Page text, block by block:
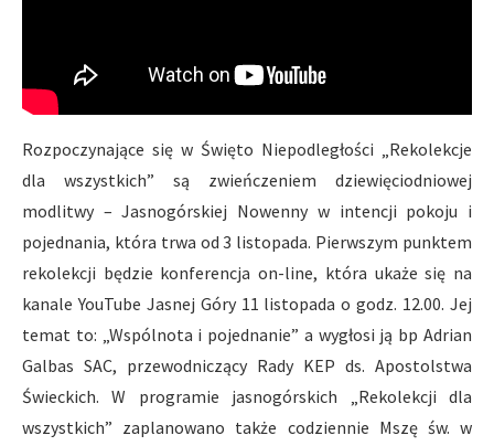
Rozpoczynające się w Święto Niepodległości „Rekolekcje
dla wszystkich” są zwieńczeniem dziewięciodniowej
modlitwy – Jasnogórskiej Nowenny w intencji pokoju i
pojednania, która trwa od 3 listopada. Pierwszym punktem
rekolekcji będzie konferencja on-line, która ukaże się na
kanale YouTube Jasnej Góry 11 listopada o godz. 12.00. Jej
temat to: „Wspólnota i pojednanie” a wygłosi ją bp Adrian
Galbas SAC, przewodniczący Rady KEP ds. Apostolstwa
Świeckich. W programie jasnogórskich „Rekolekcji dla
wszystkich” zaplanowano także codziennie Mszę św. w